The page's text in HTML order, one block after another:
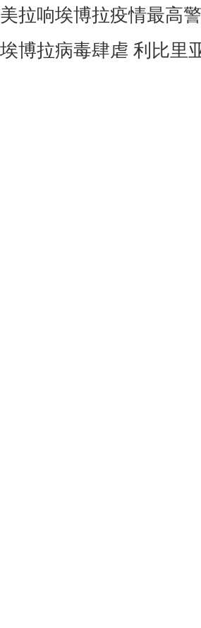
美拉响埃博拉疫情最高
埃博拉病毒肆虐 利比里